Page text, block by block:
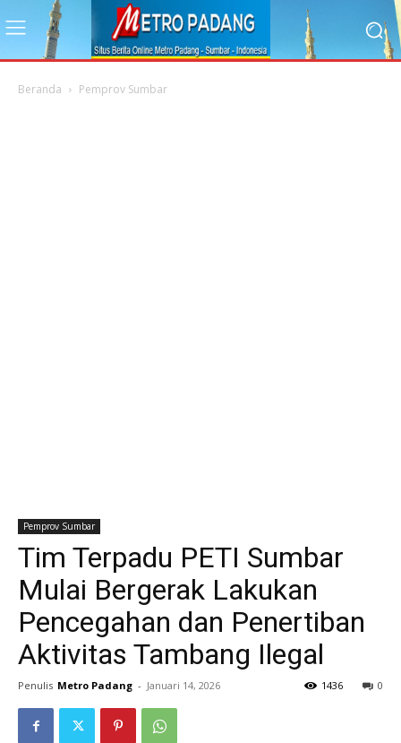
Beranda Pemprov Sumbar
Pemprov Sumbar
Tim Terpadu PETI Sumbar
Mulai Bergerak Lakukan
Pencegahan dan Penertiban
Aktivitas Tambang Ilegal
Penulis Metro Padang - Januari 14, 2026 0
1436